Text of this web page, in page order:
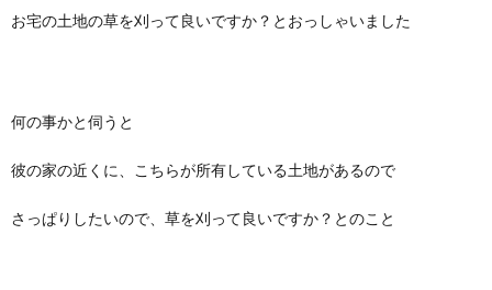
お宅の土地の草を刈って良いですか？とおっしゃいました
何の事かと伺うと
彼の家の近くに、こちらが所有している土地があるので
さっぱりしたいので、草を刈って良いですか？とのこと